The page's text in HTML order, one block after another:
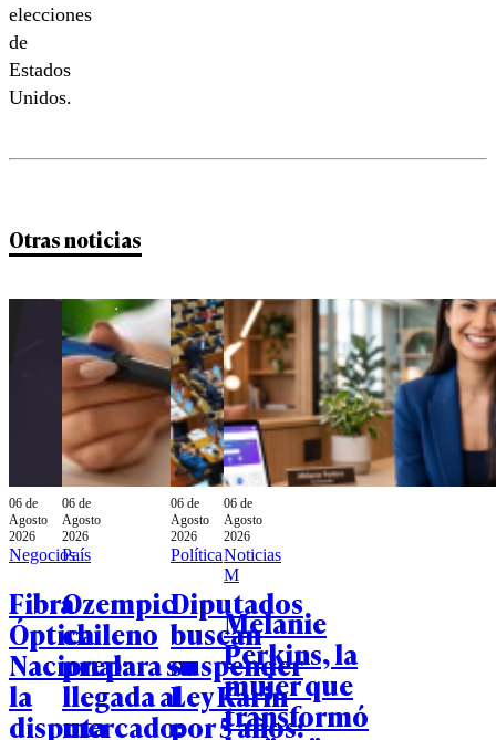
elecciones
de
Estados
Unidos.
Otras noticias
06 de
Agosto
2026
Negocios
Fibra
Óptica
Nacional:
la
disputa
06 de
Agosto
2026
País
Ozempic
chileno
prepara su
llegada al
mercado:
06 de
Agosto
2026
Política
Diputados
buscan
suspender
Ley Karin
por 5 años:
06 de
Agosto
2026
Noticias
M
Melanie
Perkins, la
mujer que
transformó